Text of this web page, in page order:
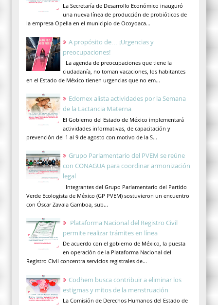
La Secretaría de Desarrollo Económico inauguró
una nueva línea de producción de probióticos de
la empresa Opella en el municipio de Ocoyoaca...
A propósito de… ¡Urgencias y
preocupaciones!
La agenda de preocupaciones que tiene la
ciudadanía, no toman vacaciones, los habitantes
en el Estado de México tienen urgencias que no em...
Edomex alista actividades por la Semana
de la Lactancia Materna
El Gobierno del Estado de México implementará
actividades informativas, de capacitación y
prevención del 1 al 9 de agosto con motivo de la S...
Grupo Parlamentario del PVEM se reúne
con CONAGUA para coordinar armonización
legal
Integrantes del Grupo Parlamentario del Partido
Verde Ecologista de México (GP PVEM) sostuvieron un encuentro
con Óscar Zavala Gamboa, sub...
Plataforma Nacional del Registro Civil
permite realizar trámites en línea
De acuerdo con el gobierno de México, la puesta
en operación de la Plataforma Nacional del
Registro Civil concentra servicios registrales de...
Codhem busca contribuir a eliminar los
estigmas y mitos de la menstruación
La Comisión de Derechos Humanos del Estado de